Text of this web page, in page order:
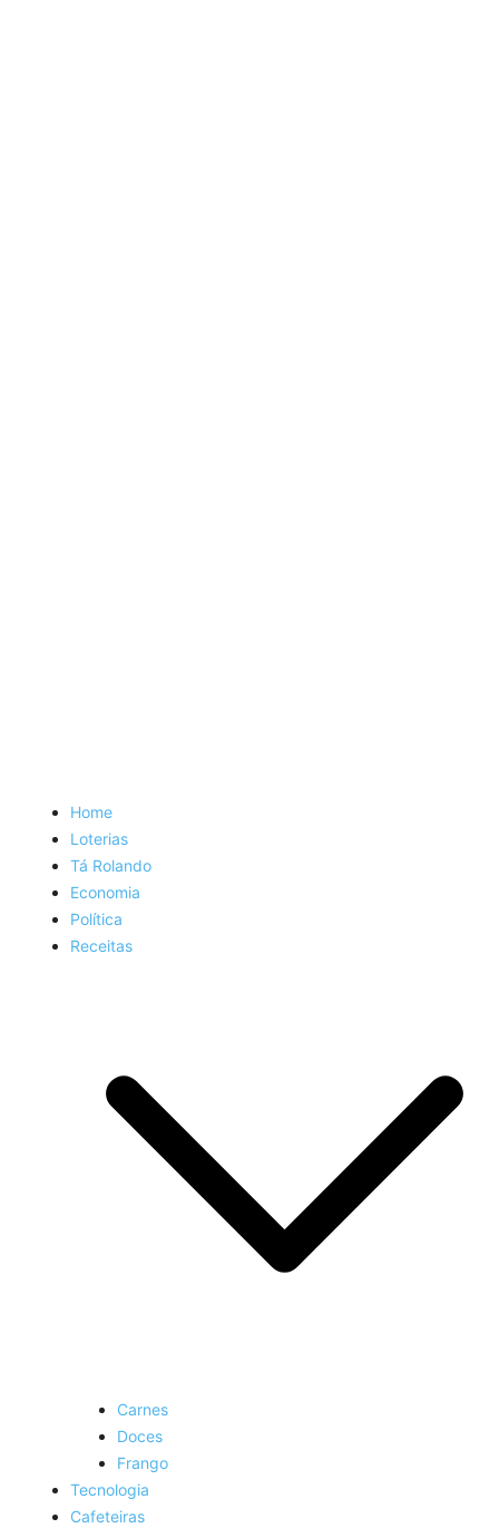
Home
Loterias
Tá Rolando
Economia
Política
Receitas
Carnes
Doces
Frango
Tecnologia
Cafeteiras